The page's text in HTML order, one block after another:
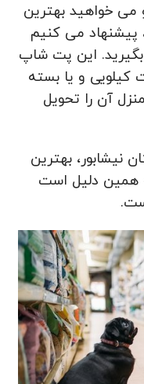
خواهید بهترین
پیشنهاد می کنیم
این پت شاپ
کیلویی و یا بسته
آن را تحویل
بهترین
همین دلیل است